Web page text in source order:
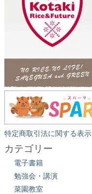
特定商取引法に関する表示
カテゴリー
電子書籍
勉強会・講演
菜園教室